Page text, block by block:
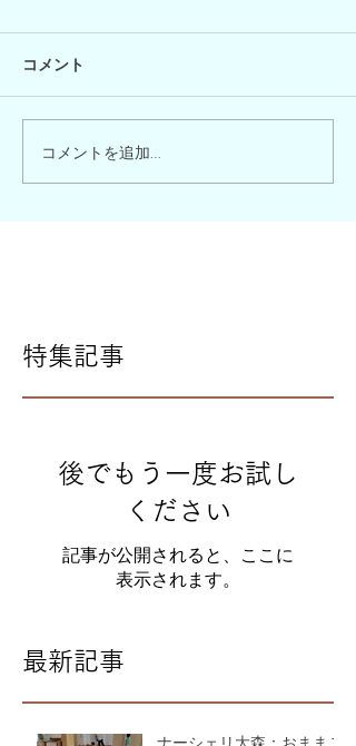
コメント
コメントを追加…
特集記事
後でもう一度お試し
ください
記事が公開されると、ここに
表示されます。
最新記事